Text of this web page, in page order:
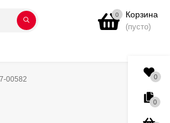
0 Корзина
(пусто)
00582 0
0